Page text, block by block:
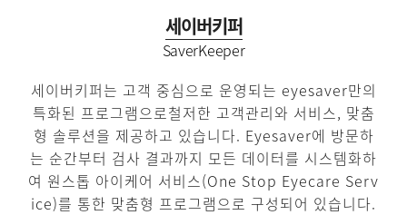
세이버키퍼
SaverKeeper
세이버키퍼는 고객 중심으로 운영되는 eyesaver만의
특화된 프로그램으로철저한 고객관리와 서비스, 맞춤
형 솔루션을 제공하고 있습니다. Eyesaver에 방문하
는 순간부터 검사 결과까지 모든 데이터를 시스템화하
여 원스톱 아이케어 서비스(One Stop Eyecare Serv
ice)를 통한 맞춤형 프로그램으로 구성되어 있습니다.